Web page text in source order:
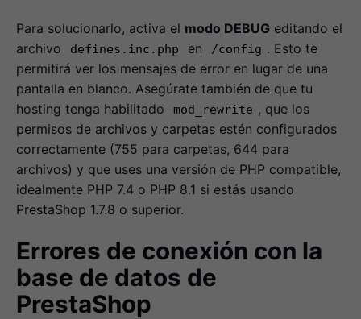
Para solucionarlo, activa el modo DEBUG editando el
archivo
defines.inc.php en /config . Esto te
permitirá ver los mensajes de error en lugar de una
pantalla en blanco. Asegúrate también de que tu
hosting tenga habilitado
mod_rewrite , que los
permisos de archivos y carpetas estén configurados
correctamente (755 para carpetas, 644 para
archivos) y que uses una versión de PHP compatible,
idealmente PHP 7.4 o PHP 8.1 si estás usando
PrestaShop 1.7.8 o superior.
Errores de conexión con la
base de datos de
PrestaShop